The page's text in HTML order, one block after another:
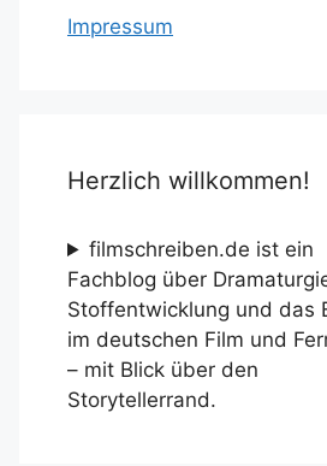
Impressum
Herzlich willkommen!
filmschreiben.de ist ein
Fachblog über
Stoffentwicklung und das
im deutschen Film und
– mit Blick über den
Storytellerrand.